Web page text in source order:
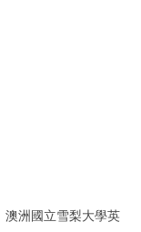
澳洲國立雪梨大學英